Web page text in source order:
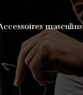
masculins